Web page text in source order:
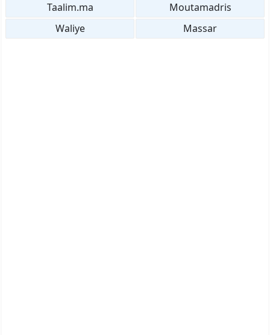
Moutamadris
Taalim.ma
Massar
Waliye